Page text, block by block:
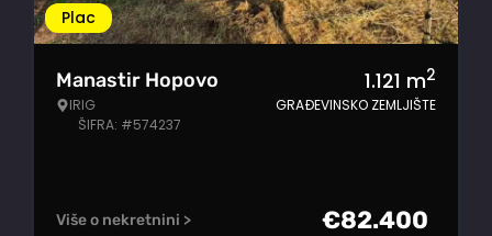
Plac
Manastir Hopovo
IRIG
ŠIFRA: #574237
1.121 m2
GRAĐEVINSKO ZEMLJIŠTE
Više o nekretnini > €82.400